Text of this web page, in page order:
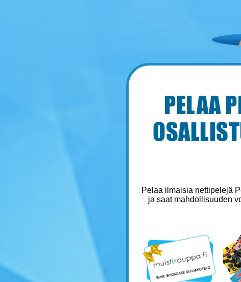
PELAA
Pelaa ilmaisia nettipelejä
ja saat mahdollisuuden